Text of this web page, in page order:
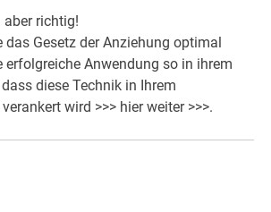
richtig!
das Gesetz der Anziehung optimal
erfolgreiche Anwendung so in ihrem
diese Technik in Ihrem
wird >>> hier weiter >>>.